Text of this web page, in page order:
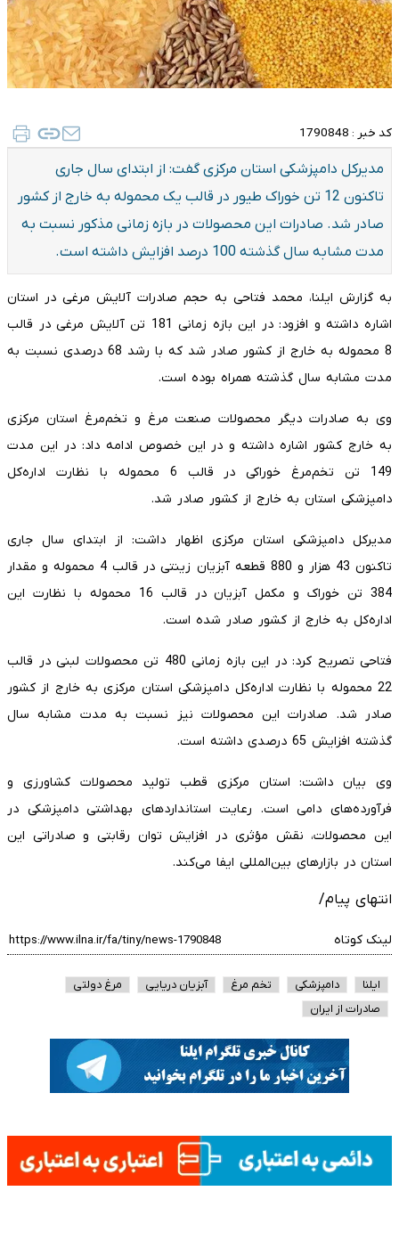
کد خبر : 1790848
مدیرکل دامپزشکی استان مرکزی گفت: از ابتدای سال جاری
تاکنون 12 تن خوراک طیور در قالب یک محموله به خارج از کشور
صادر شد. صادرات این محصولات در بازه زمانی مذکور نسبت به
مدت مشابه سال گذشته 100 درصد افزایش داشته است.
به گزارش ایلنا، محمد فتاحی به حجم صادرات آلایش مرغی در استان
اشاره داشته و افزود: در این بازه زمانی 181 تن آلایش مرغی در قالب
8 محموله به خارج از کشور صادر شد که با رشد 68 درصدی نسبت به
مدت مشابه سال گذشته همراه بوده است.
وی به صادرات دیگر محصولات صنعت مرغ و تخم‌مرغ استان مرکزی
به خارج کشور اشاره داشته و در این خصوص ادامه داد: در این مدت
149 تن تخم‌مرغ خوراکی در قالب 6 محموله با نظارت اداره‌کل
دامپزشکی استان به خارج از کشور صادر شد.
مدیرکل دامپزشکی استان مرکزی اظهار داشت: از ابتدای سال جاری
تاکنون 43 هزار و 880 قطعه آبزیان زینتی در قالب 4 محموله و مقدار
384 تن خوراک و مکمل آبزیان در قالب 16 محموله با نظارت این
اداره‌کل به خارج از کشور صادر شده است.
فتاحی تصریح کرد: در این بازه زمانی 480 تن محصولات لبنی در قالب
22 محموله با نظارت اداره‌کل دامپزشکی استان مرکزی به خارج از کشور
صادر شد. صادرات این محصولات نیز نسبت به مدت مشابه سال
گذشته افزایش 65 درصدی داشته است.
وی بیان داشت: استان مرکزی قطب تولید محصولات کشاورزی و
فرآورده‌های دامی است. رعایت استانداردهای بهداشتی دامپزشکی در
این محصولات، نقش مؤثری در افزایش توان رقابتی و صادراتی این
استان در بازارهای بین‌المللی ایفا می‌کند.
انتهای پیام/
لینک کوتاه
ایلنا دامپزشکی تخم مرغ آبزیان دریایی
مرغ دولتی
صادرات از ایران